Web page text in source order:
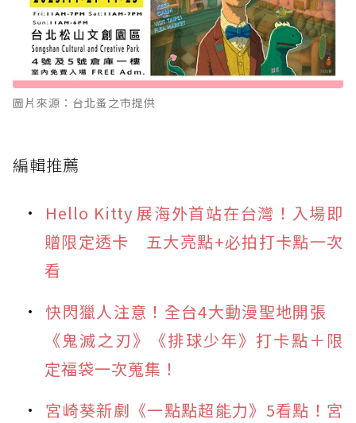
圖片來源：台北蚤之市提供
編輯推薦
Hello Kitty 展海外首站在台灣！入場即
贈限定透卡 五大亮點+必拍打卡點一次
看
快閃獵人注意！全台4大動漫聖地開張
《鬼滅之刃》《排球少年》打卡點＋限
定福袋一次蒐集！
宮崎葵新劇《一點點超能力》5看點！宮